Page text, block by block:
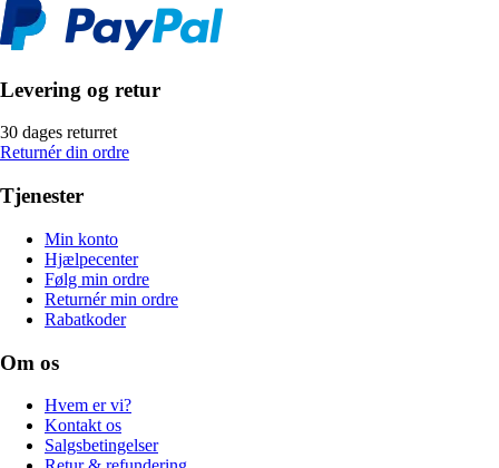
Levering og retur
30 dages returret
Returnér din ordre
Tjenester
Min konto
Hjælpecenter
Følg min ordre
Returnér min ordre
Rabatkoder
Om os
Hvem er vi?
Kontakt os
Salgsbetingelser